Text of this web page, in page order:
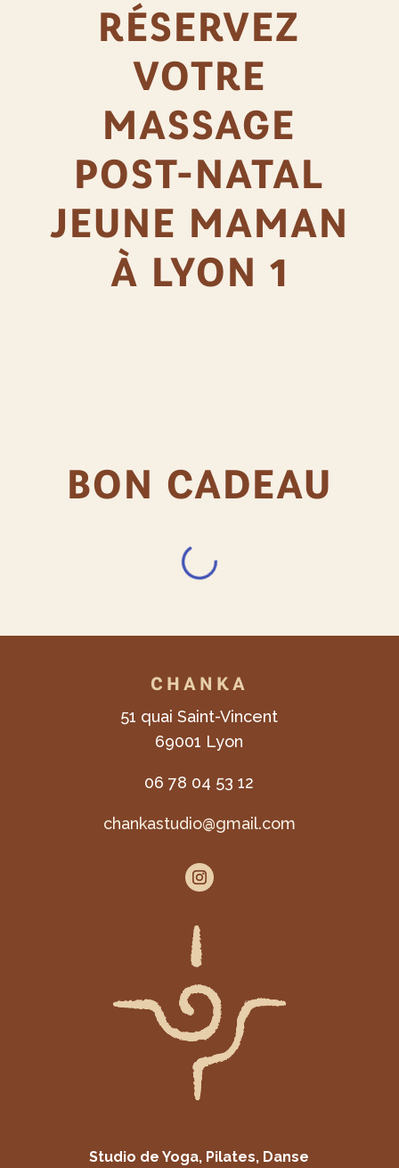
RÉSERVEZ
VOTRE
MASSAGE
POST-NATAL
JEUNE MAMAN
À LYON 1
BON CADEAU
CHANKA
51 quai Saint-Vincent
69001 Lyon
06 78 04 53 12
chankastudio@gmail.com
Studio de Yoga, Pilates, Danse